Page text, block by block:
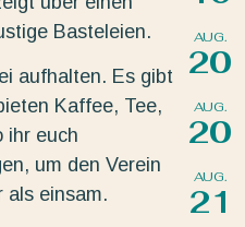
Basteleien.
aufhalten. Es gibt
Kaffee, Tee,
ihr euch
um den Verein
als einsam.
AUG.
20
AUG.
20
AUG.
21